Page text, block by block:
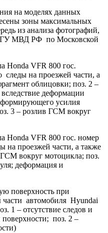
на моделях данных
зоны максимальных
из анализа фотографий,
ГУ МВД РФ по Московской
Hondа VFR 800 гос.
следы на проезжей части, а
облицовки; поз. 2 –
деформации
усилия
3 – розлив ГСМ вокруг
Hondа VFR 800 гос. номер
на проезжей части, а также
вокруг мотоцикла; поз.
деформация и
поверхность при
части автомобиля Hyundai
1 – отсутствие следов и
поз. 2 –